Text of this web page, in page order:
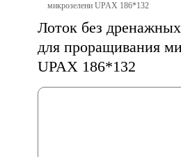
микрозелени UPAX 186*132
Лоток без
для проращивания
UPAX 186*132